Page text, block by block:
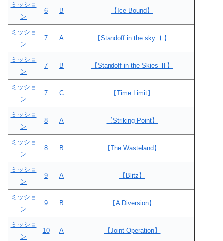
ミッショ
ン
6 B 【Ice Bound】
ミッショ
ン
7 A 【Standoff in the sky Ⅰ】
ミッショ
ン
7 B 【Standoff in the Skies Ⅱ】
ミッショ
ン
7 C 【Time Limit】
ミッショ
ン
8 A 【Striking Point】
ミッショ
ン
8 B 【The Wasteland】
ミッショ
ン
9 A 【Blitz】
ミッショ
ン
9 B 【A Diversion】
ミッショ
ン
10 A 【Joint Operation】